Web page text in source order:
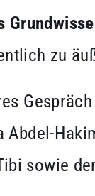
zu
sowie